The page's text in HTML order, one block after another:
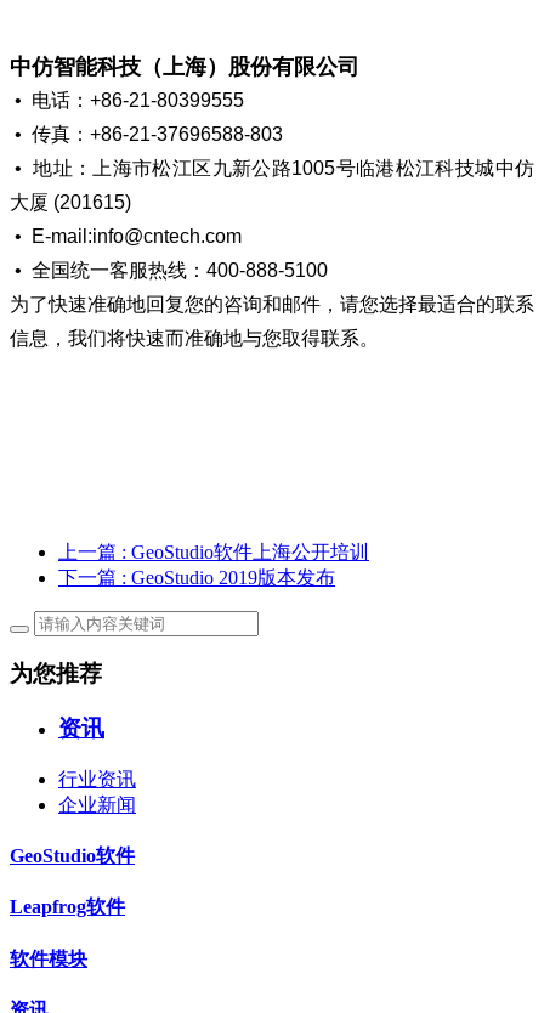
中仿智能科技（上海）股份有限公司
• 电话：+86-21-80399555
• 传真：+86-21-37696588-803
• 地址：上海市松江区九新公路1005号临港松江科技城中仿
大厦 (201615)
•
E-mail:info@cntech.com
• 全国统一客服热线：400-888-5100
为了快速准确地回复您的咨询和邮件，请您选择最适合的联系
信息，我们将快速而准确地与您取得联系。
上一篇 : GeoStudio软件上海公开培训
下一篇 : GeoStudio 2019版本发布
为您推荐
资讯
行业资讯
企业新闻
GeoStudio软件
Leapfrog软件
软件模块